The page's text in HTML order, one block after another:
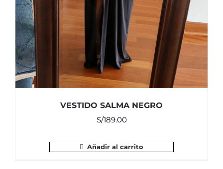
VESTIDO SALMA NEGRO
S/189.00
Añadir al carrito